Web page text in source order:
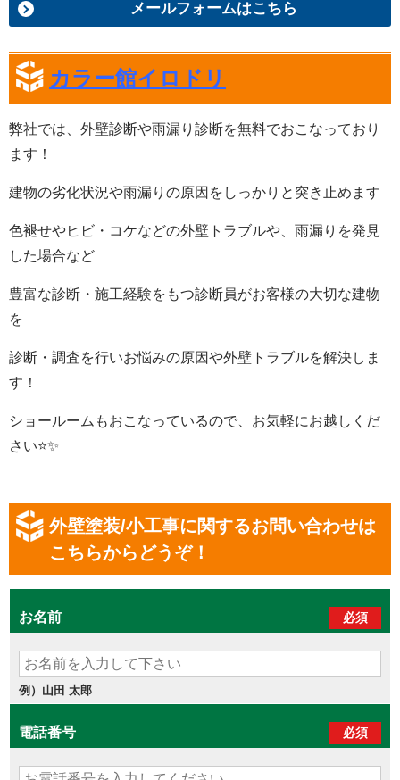
メールフォームはこちら
カラー館イロドリ
弊社では、 外壁診断や雨漏り診断を無料でおこなっており
ます！
建物の劣化状況や雨漏りの原因をしっかりと突き止めます
色褪せやヒビ・コケなどの外壁トラブルや、雨漏りを発見
した場合など
豊富な診断・施工経験をもつ診断員がお客様の大切な建物
を
診断・調査を行いお悩みの原因や外壁トラブルを解決しま
す ！
ショールームもおこなっているので、お気軽にお越しくだ
さい⭐️✨
外壁塗装/小工事に関するお問い合わせは
こちらからどうぞ！
お名前 必須
例）山田 太郎
電話番号 必須